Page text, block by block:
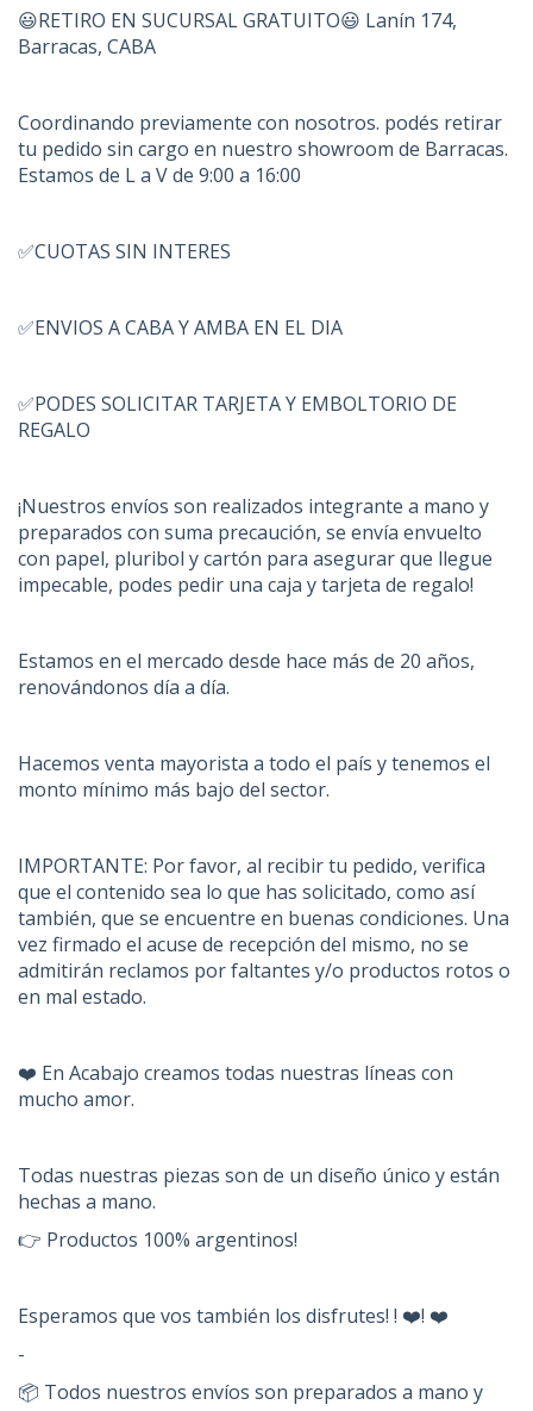
😃RETIRO EN SUCURSAL GRATUITO😃 Lanín 174,
Barracas, CABA
Coordinando previamente con nosotros. podés retirar
tu pedido sin cargo en nuestro showroom de Barracas.
Estamos de L a V de 9:00 a 16:00
✅CUOTAS SIN INTERES
✅ENVIOS A CABA Y AMBA EN EL DIA
✅PODES SOLICITAR TARJETA Y EMBOLTORIO DE
REGALO
¡Nuestros envíos son realizados integrante a mano y
preparados con suma precaución, se envía envuelto
con papel, pluribol y cartón para asegurar que llegue
impecable, podes pedir una caja y tarjeta de regalo!
Estamos en el mercado desde hace más de 20 años,
renovándonos día a día.
Hacemos venta mayorista a todo el país y tenemos el
monto mínimo más bajo del sector.
IMPORTANTE: Por favor, al recibir tu pedido, verifica
que el contenido sea lo que has solicitado, como así
también, que se encuentre en buenas condiciones. Una
vez firmado el acuse de recepción del mismo, no se
admitirán reclamos por faltantes y/o productos rotos o
en mal estado.
❤️ En Acabajo creamos todas nuestras líneas con
mucho amor.
Todas nuestras piezas son de un diseño único y están
hechas a mano.
👉 Productos 100% argentinos!
Esperamos que vos también los disfrutes! ! ❤️! ❤️
-
📦 Todos nuestros envíos son preparados a mano y